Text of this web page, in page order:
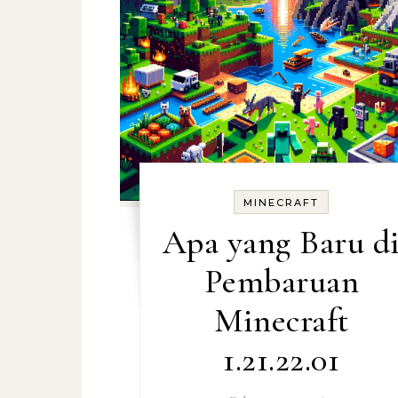
MINECRAFT
Apa yang Baru
Pembaruan
Minecraft
1.21.22.01